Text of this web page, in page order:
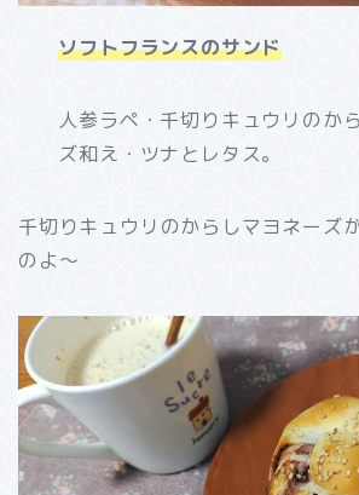
ソフトフランスのサンド
人参ラペ・千切りキュウリのか
ズ和え・ツナとレタス。
千切りキュウリのからしマヨネーズ
のよ～